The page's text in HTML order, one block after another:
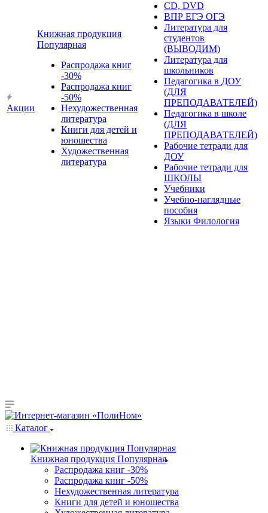
Акции
Книжная продукция
Популярная
Распродажа книг
-30%
Распродажа книг
-50%
Нехудожественная
литература
Книги для детей и
юношества
Художественная
литература
CD, DVD
ВПР ЕГЭ ОГЭ
Литература для
студентов
(ВЫВОДИМ)
Литература для
школьников
Педагогика в ДОУ
(ДЛЯ
ПРЕПОДАВАТЕЛЕЙ)
Педагогика в школе
(ДЛЯ
ПРЕПОДАВАТЕЛЕЙ)
Рабочие тетради для
ДОУ
Рабочие тетради для
ШКОЛЫ
Учебники
Учебно-наглядные
пособия
Языки Филология
Каталог
Книжная продукция Популярная
Распродажа книг -30%
Распродажа книг -50%
Нехудожественная литература
Книги для детей и юношества